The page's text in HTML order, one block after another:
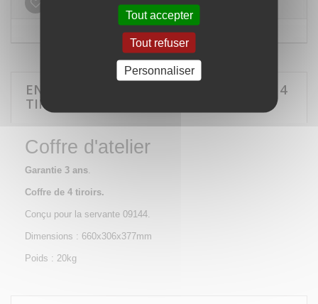
Tout accepter
Tout refuser
Personnaliser
Ajouter à ma liste d'envies
EN SAVOIR PLUS SUR COFFRE D'ATELIER 4
TIROIRS
Coffre d'atelier
Garantie 3 ans.
Coffre de 4 tiroirs.
Conçu pour la servante 09144.
Dimensions : 660x306x377mm
Poids : 20kg